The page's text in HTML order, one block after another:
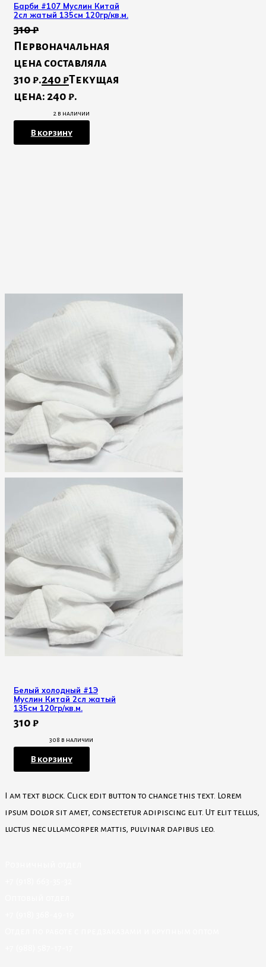
Барби #107 Муслин Китай
2сл жатый 135см 120гр/кв.м.
310₽
Первоначальная
цена составляла
310 ₽.240₽Текущая
цена: 240 ₽.
2 в наличии
В корзину
Белый холодный #1Э
Муслин Китай 2сл жатый
135см 120гр/кв.м.
310₽
308 в наличии
В корзину
I am text block. Click edit button to change this text. Lorem
ipsum dolor sit amet, consectetur adipiscing elit. Ut elit tellus,
luctus nec ullamcorper mattis, pulvinar dapibus leo.